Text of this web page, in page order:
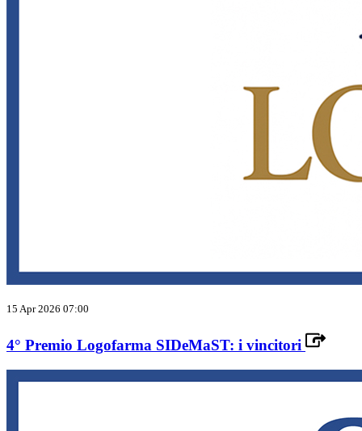
15 Apr 2026 07:00
4° Premio Logofarma SIDeMaST: i vincitori